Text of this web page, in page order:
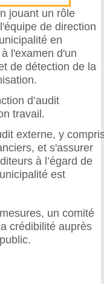
jouant un rôle
de direction
en
l'examen d'un
de détection de la
d’audit
travail.
externe, y
et s'assurer
à l’égard de
est
un comité
crédibilité auprès